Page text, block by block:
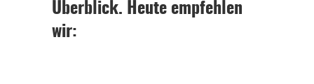
Überblick. Heute empfehlen
wir: